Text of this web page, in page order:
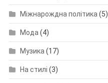
Міжнарождна політика (5)
Мода (4)
Музика (17)
На стилі (3)